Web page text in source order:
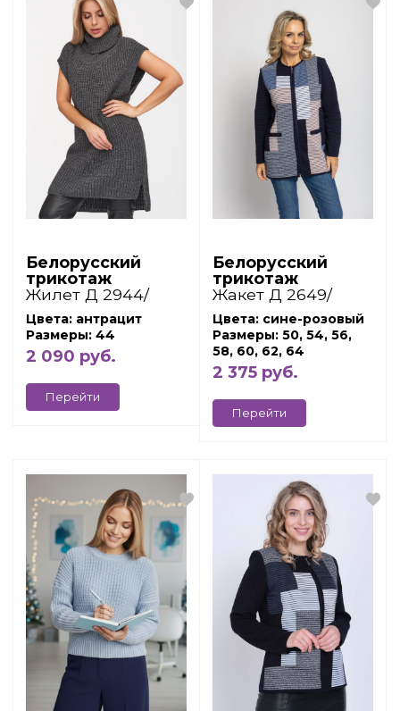
Белорусский
трикотаж
Жилет Д 2944/
антрацит
Цвета: антрацит
Размеры: 44
2 090 руб.
Перейти
Белорусский
трикотаж
Жакет Д 2649/
сине-розовый
Цвета: сине-розовый
Размеры: 50, 54, 56,
58, 60, 62, 64
2 375 руб.
Перейти